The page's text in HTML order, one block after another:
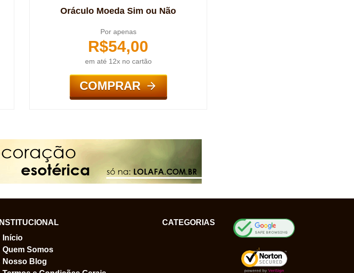
Oráculo Moeda Sim ou Não
Por apenas
R$54,00
em até 12x no cartão
COMPRAR
INSTITUCIONAL
Início
Quem Somos
Nosso Blog
CATEGORIAS